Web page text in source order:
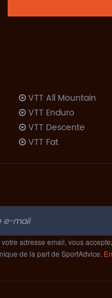
VTT All Mountain
VTT Enduro
VTT Descente
VTT Fat
Route
Compétition
Cyclo-Cross
Route
Route Polyvalent
adresse email, vous
de la part de SportAdvice.